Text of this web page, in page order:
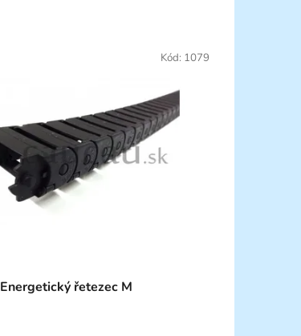
Energetický řetezec M
Kód: 1079